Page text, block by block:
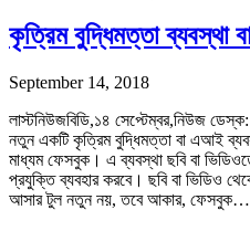
কৃত্রিম বুদ্ধিমত্তা ব্যবস্থা
September 14, 2018
লাস্টনিউজবিডি,১৪ সেপ্টেম্বর,নিউজ
নতুন একটি কৃত্রিম বুদ্ধিমত্তা বা এআই
মাধ্যম ফেসবুক। এ ব্যবস্থা ছবি বা
প্রযুক্তি ব্যবহার করবে। ছবি বা ভিডিও
আসার টুল নতুন নয়, তবে আকার, ফেসবুক…